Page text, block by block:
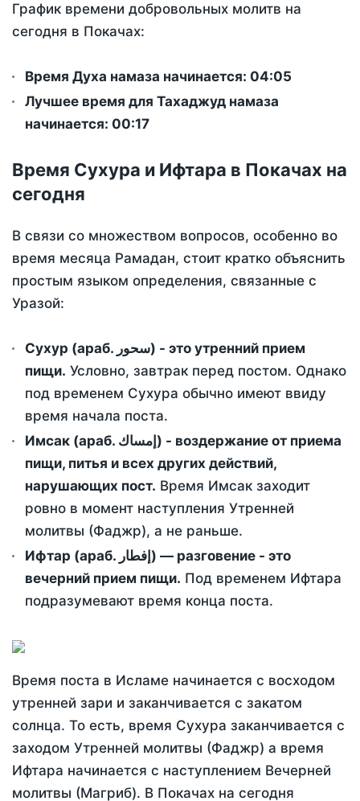
График времени добровольных молитв на
сегодня в Покачах:
Время Духа намаза начинается: 04:05
Лучшее время для Тахаджуд намаза
начинается: 00:17
Время Сухура и Ифтара в Покачах на
сегодня
В связи со множеством вопросов, особенно во
время месяца Рамадан, стоит кратко объяснить
простым языком определения, связанные с
Уразой:
Сухур (араб. سحور) - это утренний прием
пищи. Условно, завтрак перед постом. Однако
под временем Сухура обычно имеют ввиду
время начала поста.
Имсак (араб. إمساك) - воздержание от приема
пищи, питья и всех других действий,
нарушающих пост. Время Имсак заходит
ровно в момент наступления Утренней
молитвы (Фаджр), а не раньше.
Ифтар (араб. إفطار) — разговение - это
вечерний прием пищи. Под временем Ифтара
подразумевают время конца поста.
Время поста в Исламе начинается с восходом
утренней зари и заканчивается с закатом
солнца. То есть, время Сухура заканчивается с
заходом Утренней молитвы (Фаджр) а время
Ифтара начинается с наступлением Вечерней
молитвы (Магриб). В Покачах на сегодня